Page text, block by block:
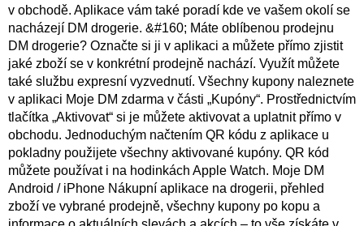
v obchodě. Aplikace vám také poradí kde ve vašem okolí se
nacházejí DM drogerie. &#160; Máte oblíbenou prodejnu
DM drogerie? Označte si ji v aplikaci a můžete přímo zjistit
jaké zboží se v konkrétní prodejně nachází. Využít můžete
také službu expresní vyzvednutí. Všechny kupony naleznete
v aplikaci Moje DM zdarma v části „Kupóny“. Prostřednictvím
tlačítka „Aktivovat“ si je můžete aktivovat a uplatnit přímo v
obchodu. Jednoduchým načtením QR kódu z aplikace u
pokladny použijete všechny aktivované kupóny. QR kód
můžete používat i na hodinkách Apple Watch. Moje DM
Android / iPhone Nákupní aplikace na drogerii, přehled
zboží ve vybrané prodejně, všechny kupony po kopu a